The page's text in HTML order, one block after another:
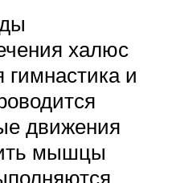
халюс
гимнастика и
движения
мышцы